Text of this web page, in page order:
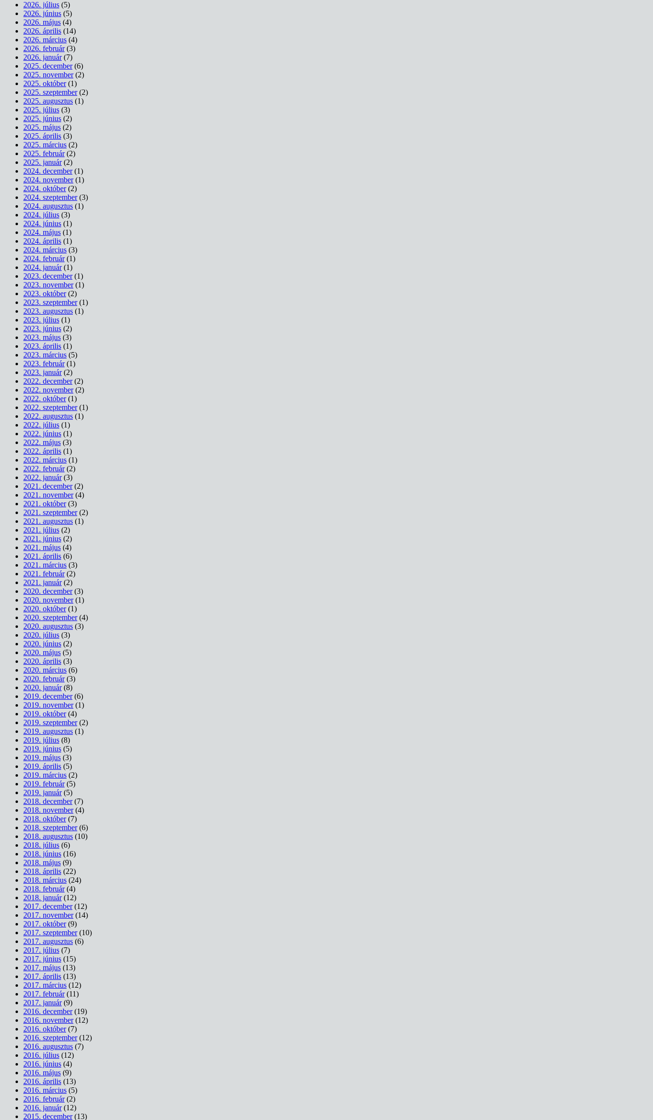
2026. július (5)
2026. június (5)
2026. május (4)
2026. április (14)
2026. március (4)
2026. február(3)
2026. január(7)
2025. december(6)
2025. november(2)
2025. október(1)
2025. szeptember(2)
2025. augusztus (1)
2025. július (3)
2025. június (2)
2025. május (2)
2025. április (3)
2025. március (2)
2025. február(2)
2025. január(2)
2024. december(1)
2024. november(1)
2024. október(2)
2024. szeptember(3)
2024. augusztus (1)
2024. július (3)
2024. június (1)
2024. május (1)
2024. április (1)
2024. március (3)
2024. február(1)
2024. január(1)
2023. december(1)
2023. november(1)
2023. október(2)
2023. szeptember(1)
2023. augusztus (1)
2023. július (1)
2023. június (2)
2023. május (3)
2023. április (1)
2023. március (5)
2023. február(1)
2023. január(2)
2022. december(2)
2022. november(2)
2022. október(1)
2022. szeptember(1)
2022. augusztus (1)
2022. július (1)
2022. június (1)
2022. május (3)
2022. április (1)
2022. március (1)
2022. február(2)
2022. január(3)
2021. december(2)
2021. november(4)
2021. október(3)
2021. szeptember(2)
2021. augusztus (1)
2021. július (2)
2021. június (2)
2021. május (4)
2021. április (6)
2021. március (3)
2021. február(2)
2021. január(2)
2020. december(3)
2020. november(1)
2020. október(1)
2020. szeptember(4)
2020. augusztus (3)
2020. július (3)
2020. június (2)
2020. május (5)
2020. április (3)
2020. március (6)
2020. február(3)
2020. január(8)
2019. december(6)
2019. november(1)
2019. október(4)
2019. szeptember(2)
2019. augusztus (1)
2019. július (8)
2019. június (5)
2019. május (3)
2019. április (5)
2019. március (2)
2019. február(5)
2019. január(5)
2018. december(7)
2018. november(4)
2018. október(7)
2018. szeptember(6)
2018. augusztus (10)
2018. július (6)
2018. június (16)
2018. május (9)
2018. április (22)
2018. március (24)
2018. február(4)
2018. január(12)
2017. december(12)
2017. november(14)
2017. október(9)
2017. szeptember(10)
2017. augusztus (6)
2017. július (7)
2017. június (15)
2017. május (13)
2017. április (13)
2017. március (12)
2017. február(11)
2017. január(9)
2016. december(19)
2016. november(12)
2016. október(7)
2016. szeptember(12)
2016. augusztus (7)
2016. július (12)
2016. június (4)
2016. május (9)
2016. április (13)
2016. március (5)
2016. február(2)
2016. január(12)
2015. december(13)